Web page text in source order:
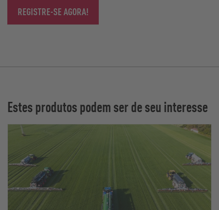
REGISTRE-SE AGORA!
Estes produtos podem ser de seu interesse